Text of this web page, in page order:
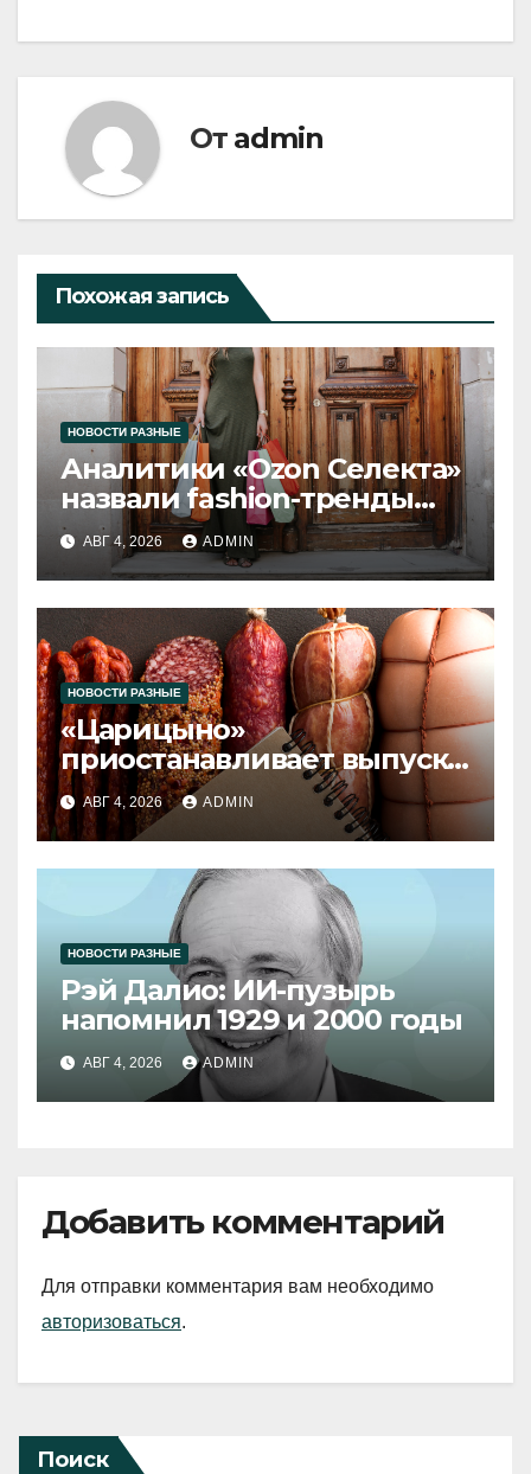
От admin
Похожая запись
НОВОСТИ РАЗНЫЕ
Аналитики «Ozon Селекта»
назвали fashion-тренды
2026 года
АВГ 4, 2026 ADMIN
НОВОСТИ РАЗНЫЕ
«Царицыно»
приостанавливает выпуск
продукции
АВГ 4, 2026 ADMIN
НОВОСТИ РАЗНЫЕ
Рэй Далио: ИИ-пузырь
напомнил 1929 и 2000 годы
АВГ 4, 2026 ADMIN
Добавить комментарий
Для отправки комментария вам необходимо
авторизоваться.
Поиск